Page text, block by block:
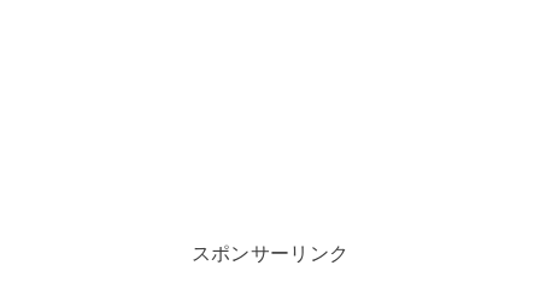
スポンサーリンク